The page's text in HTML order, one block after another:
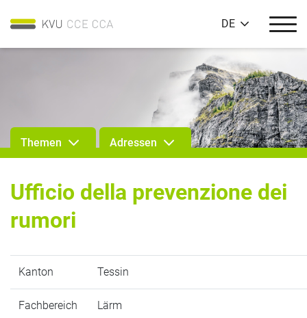
DE
Themen Adressen
Ufficio della prevenzione dei
rumori
Kanton Tessin
Fachbereich Lärm